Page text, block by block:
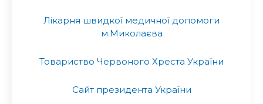
Лікарня швидкої медичної допомоги
м.Миколаєва
Товариство Червоного Хреста України
Сайт президента України